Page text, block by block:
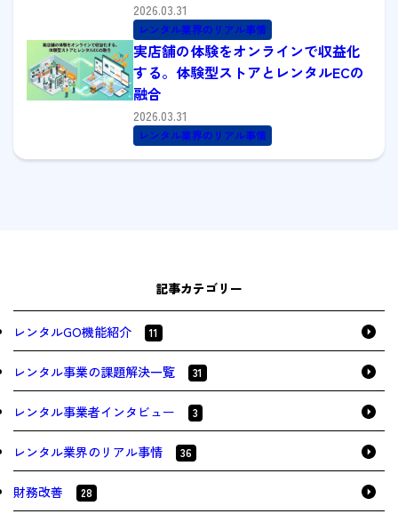
2026.03.31
レンタル業界のリアル事情
実店舗の体験をオンラインで収益化
する。体験型ストアとレンタルECの
融合
2026.03.31
レンタル業界のリアル事情
記事カテゴリー
レンタルGO機能紹介 11
レンタル事業の課題解決一覧 31
レンタル事業者インタビュー 3
レンタル業界のリアル事情 36
財務改善 28